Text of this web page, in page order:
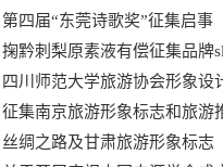
第四届“东莞诗歌奖”征集启事
掬黔刺梨原素液有偿征集品牌
四川师范大学旅游协会形象设
征集南京旅游形象标志和旅游
丝绸之路及甘肃旅游形象标志